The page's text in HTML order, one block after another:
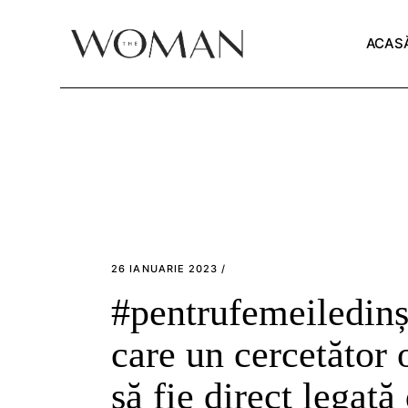
26 IANUARIE 2023
care un
să fie direct